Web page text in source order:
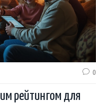
0
рейтингом для